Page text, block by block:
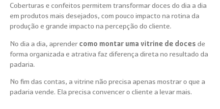
Coberturas e confeitos permitem transformar doces do dia a dia
em produtos mais desejados, com pouco impacto na rotina da
produção e grande impacto na percepção do cliente.
No dia a dia, aprender como montar uma vitrine de doces de
forma organizada e atrativa faz diferença direta no resultado da
padaria.
No fim das contas, a vitrine não precisa apenas mostrar o que a
padaria vende. Ela precisa convencer o cliente a levar mais.